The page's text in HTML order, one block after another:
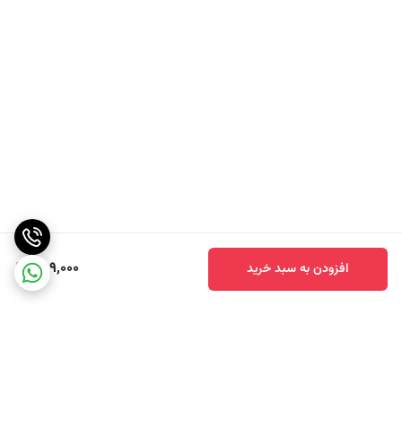
289,000 افزودن به سبد خرید